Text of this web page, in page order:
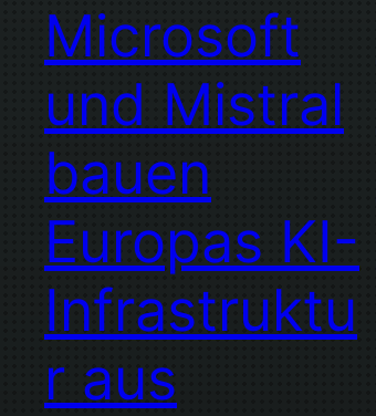
Microsoft
und Mistral
bauen
Europas KI-
Infrastruktu
r aus